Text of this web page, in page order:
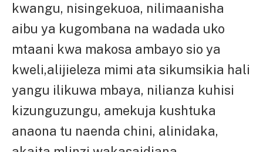
kwangu, nisingekuoa, nilimaanisha
aibu ya kugombana na wadada uko
mtaani kwa makosa ambayo sio ya
kweli,alijieleza mimi ata sikumsikia hali
yangu ilikuwa mbaya, nilianza kuhisi
kizunguzungu, amekuja kushtuka
anaona tu naenda chini, alinidaka,